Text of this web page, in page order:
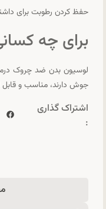
حفظ کردن رطوبت برای
برای چه
لوسیون بدن ضد چروک
جوش دارند، مناسب و
اشتراک گذاری
: